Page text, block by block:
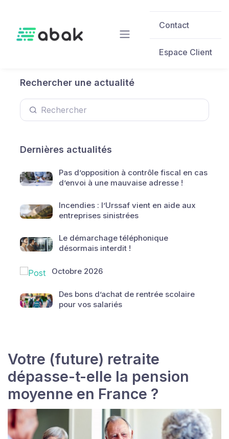
Contact
Espace Client
Rechercher une actualité
Dernières actualités
Pas d’opposition à contrôle fiscal en cas
d’envoi à une mauvaise adresse !
Incendies : l’Urssaf vient en aide aux
entreprises sinistrées
Le démarchage téléphonique
désormais interdit !
Octobre 2026
Des bons d’achat de rentrée scolaire
pour vos salariés
Votre (future) retraite
dépasse-t-elle la pension
moyenne en France ?